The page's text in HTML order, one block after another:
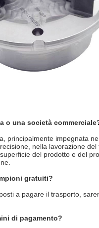
o una società
principalmente impegnata
nella lavorazione del
del prodotto e del
gratuiti?
a pagare il trasporto,
di pagamento?